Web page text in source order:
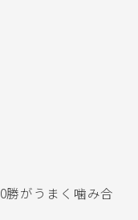
勝がうまく噛み合